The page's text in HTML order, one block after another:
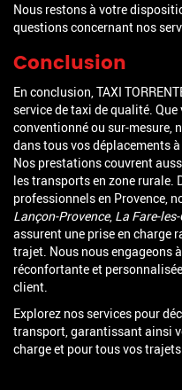
Nous restons à votre
questions concernant nos
Conclusion
En conclusion, TAXI
service de taxi de qualité.
conventionné ou sur-mesure,
dans tous vos déplacements
Nos prestations couvrent
les transports en zone rurale.
professionnels en Provence,
Lançon-Provence, La Fare-
assurent une prise en charge
trajet. Nous nous engageons
réconfortante et
client.
Explorez nos services pour
transport, garantissant ainsi
charge et pour tous vos